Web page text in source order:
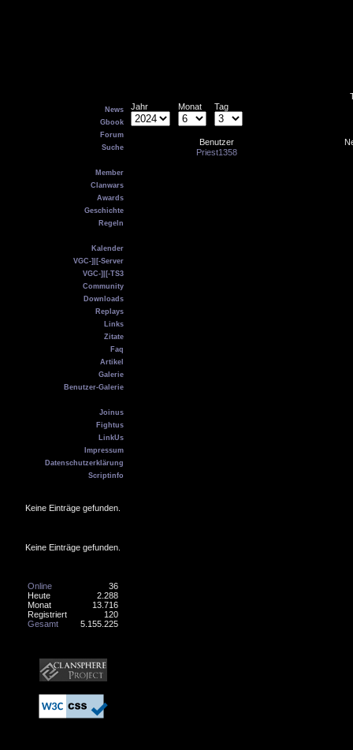
News
Gbook
Forum
Suche
Member
Clanwars
Awards
Geschichte
Regeln
Kalender
VGC-]|[-Server
VGC-]|[-TS3
Community
Downloads
Replays
Links
Zitate
Faq
Artikel
Galerie
Benutzer-Galerie
Joinus
Fightus
LinkUs
Impressum
Datenschutzerklärung
Scriptinfo
Keine Einträge gefunden.
Keine Einträge gefunden.
36
Online
2.288
Heute
13.716
Monat
120
Registriert
5.155.225
Gesamt
Jahr
Monat Tag
Benutzer
Priest1358